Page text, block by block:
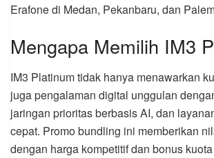
Erafone di Medan, Pekanbaru, dan
Mengapa Memilih IM3
IM3 Platinum tidak hanya menawarkan
juga pengalaman digital unggulan
jaringan prioritas berbasis AI, dan
cepat. Promo bundling ini memberikan
dengan harga kompetitif dan bonus